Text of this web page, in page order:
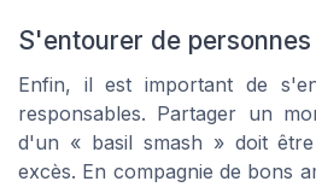
S'entourer de
Enfin, il est important de
responsables. Partager un
d'un « basil smash » doit
excès. En compagnie de bons